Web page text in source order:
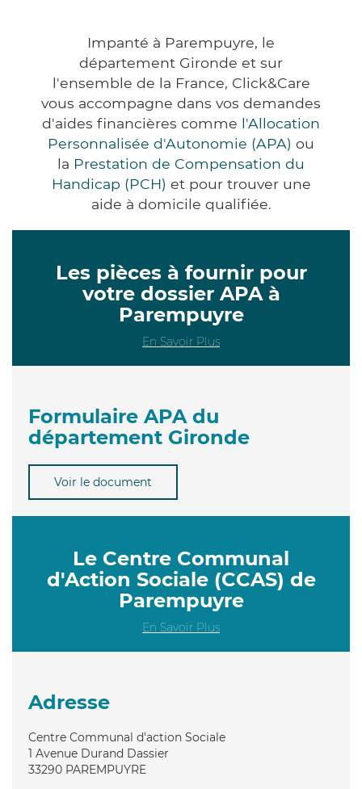
Impanté à Parempuyre, le
département Gironde et sur
l'ensemble de la France, Click&Care
vous accompagne dans vos demandes
d'aides financières comme l'Allocation
Personnalisée d'Autonomie (APA) ou
la Prestation de Compensation du
Handicap (PCH) et pour trouver une
aide à domicile qualifiée.
Les pièces à fournir pour
votre dossier APA à
Parempuyre
En Savoir Plus
Formulaire APA du
département Gironde
Voir le document
Le Centre Communal
d'Action Sociale (CCAS) de
Parempuyre
En Savoir Plus
Adresse
Centre Communal d'action Sociale
1 Avenue Durand Dassier
33290 PAREMPUYRE